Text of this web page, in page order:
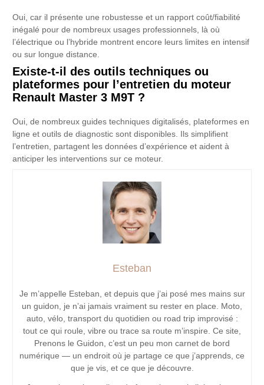
Oui, car il présente une robustesse et un rapport coût/fiabilité
inégalé pour de nombreux usages professionnels, là où
l’électrique ou l’hybride montrent encore leurs limites en intensif
ou sur longue distance.
Existe-t-il des outils techniques ou
plateformes pour l’entretien du moteur
Renault Master 3 M9T ?
Oui, de nombreux guides techniques digitalisés, plateformes en
ligne et outils de diagnostic sont disponibles. Ils simplifient
l’entretien, partagent les données d’expérience et aident à
anticiper les interventions sur ce moteur.
Esteban
Je m’appelle Esteban, et depuis que j’ai posé mes mains sur
un guidon, je n’ai jamais vraiment su rester en place. Moto,
auto, vélo, transport du quotidien ou road trip improvisé :
tout ce qui roule, vibre ou trace sa route m’inspire. Ce site,
Prenons le Guidon, c’est un peu mon carnet de bord
numérique — un endroit où je partage ce que j’apprends, ce
que je vis, et ce que je découvre.